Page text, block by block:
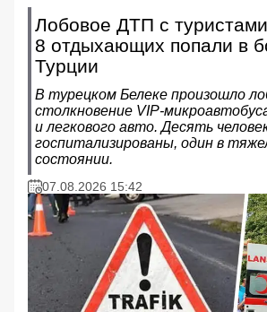
Лобовое ДТП с
8 отдыхающих попали в
Турции
В турецком Белеке произошло
столкновение VIP-
и легкового авто. Десять
госпитализированы, один в
состоянии.
07.08.2026 15:42